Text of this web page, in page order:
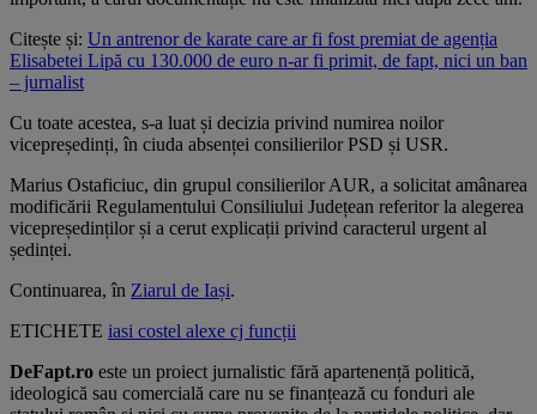
Citește și: Un antrenor de karate care ar fi fost premiat de agenția
Elisabetei Lipă cu 130.000 de euro n-ar fi primit, de fapt, nici un ban
– jurnalist
Cu toate acestea, s-a luat și decizia privind numirea noilor
vicepreședinți, în ciuda absenței consilierilor PSD și USR.
Marius Ostaficiuc, din grupul consilierilor AUR, a solicitat amânarea
modificării Regulamentului Consiliului Județean referitor la alegerea
vicepreședinților și a cerut explicații privind caracterul urgent al
ședinței.
Continuarea, în Ziarul de Iași.
ETICHETE iasi costel alexe cj funcții
DeFapt.ro este un proiect jurnalistic fără apartenență politică,
ideologică sau comercială care nu se finanțează cu fonduri ale